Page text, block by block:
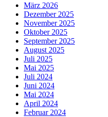
März 2026
Dezember 2025
November 2025
Oktober 2025
September 2025
August 2025
Juli 2025
Mai 2025
Juli 2024
Juni 2024
Mai 2024
April 2024
Februar 2024